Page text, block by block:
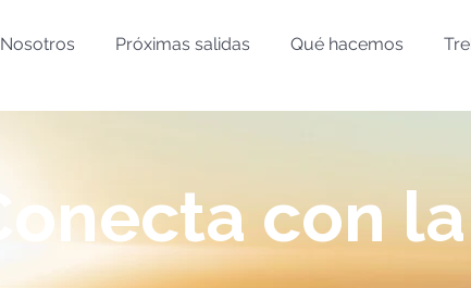
Nosotros Próximas salidas Qué hacemos
Conecta con